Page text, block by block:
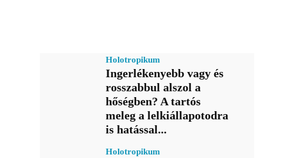
Holotropikum
Ingerlékenyebb vagy és
rosszabbul alszol a
hőségben? A tartós
meleg a lelkiállapotodra
is hatással...
Holotropikum